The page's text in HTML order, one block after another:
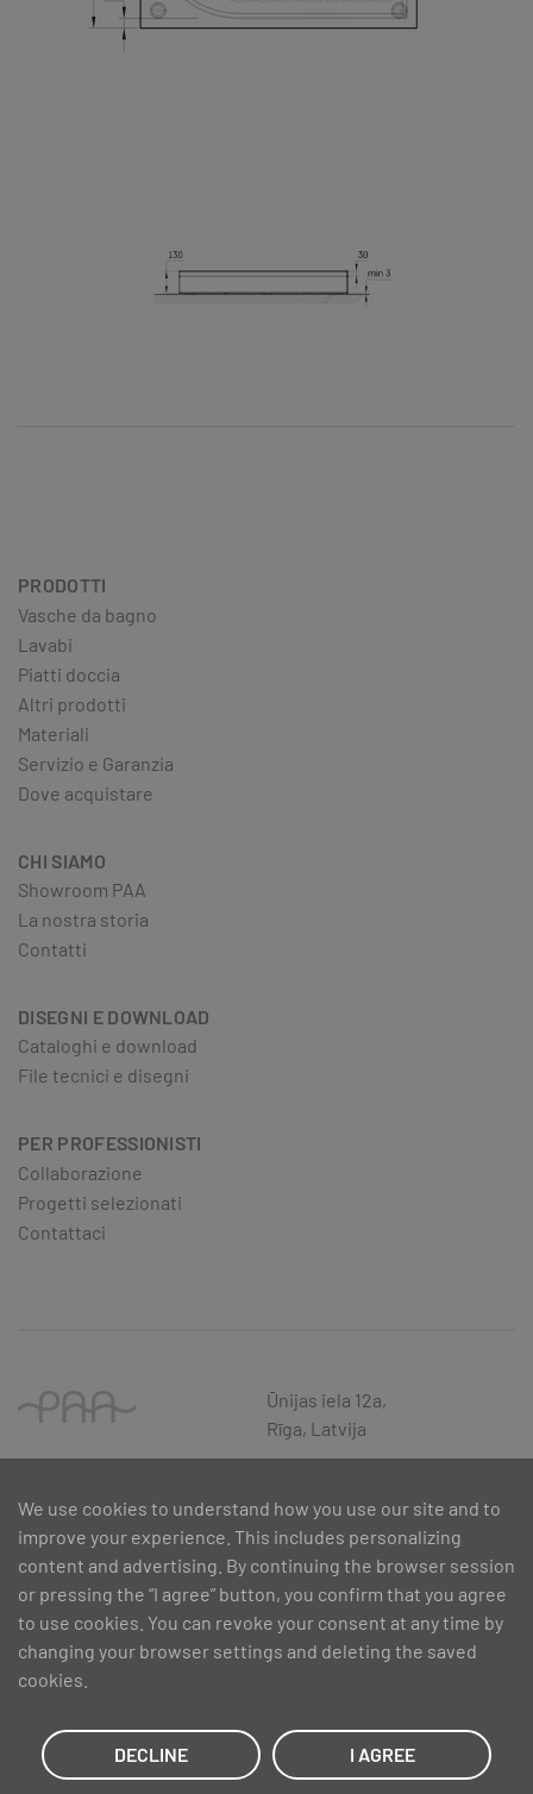
PRODOTTI
Vasche da bagno
Lavabi
Piatti doccia
Altri prodotti
Materiali
Servizio e Garanzia
Dove acquistare
CHI SIAMO
Showroom PAA
La nostra storia
Contatti
DISEGNI E DOWNLOAD
Cataloghi e download
File tecnici e disegni
PER PROFESSIONISTI
Collaborazione
Progetti selezionati
Contattaci
Ūnijas iela 12a,
Rīga, Latvija
saņemšanu pasākuma “Atbalsts MVU inovatīvas uzņēmējdarbības
attīstībai”, ko līdzfinansē Eiropas Reģionālās attīstības fonds.
We use cookies to understand how you use our site and to
improve your experience. This includes personalizing
content and advertising. By continuing the browser session
or pressing the “I agree” button, you confirm that you agree
to use cookies. You can revoke your consent at any time by
changing your browser settings and deleting the saved
cookies.
DECLINE I AGREE